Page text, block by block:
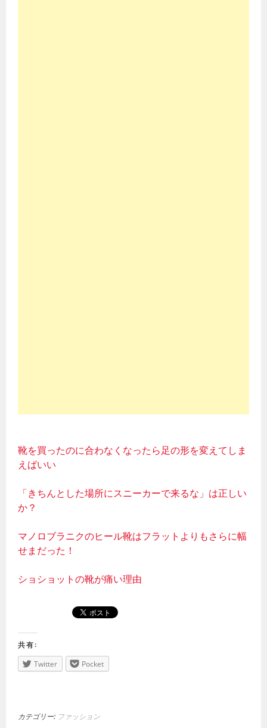
靴を買ったのに合わなくなったら足の形を変えてしま
えばいい
「きちんとした場所にスニーカーで来るな」は正しい
か？
マノロブラニクのヒール靴はフラットよりもさらに幅
せまだった！
ショショットの靴が痛い理由
共有:
Twitter
Pocket
カテゴリー: ファッション